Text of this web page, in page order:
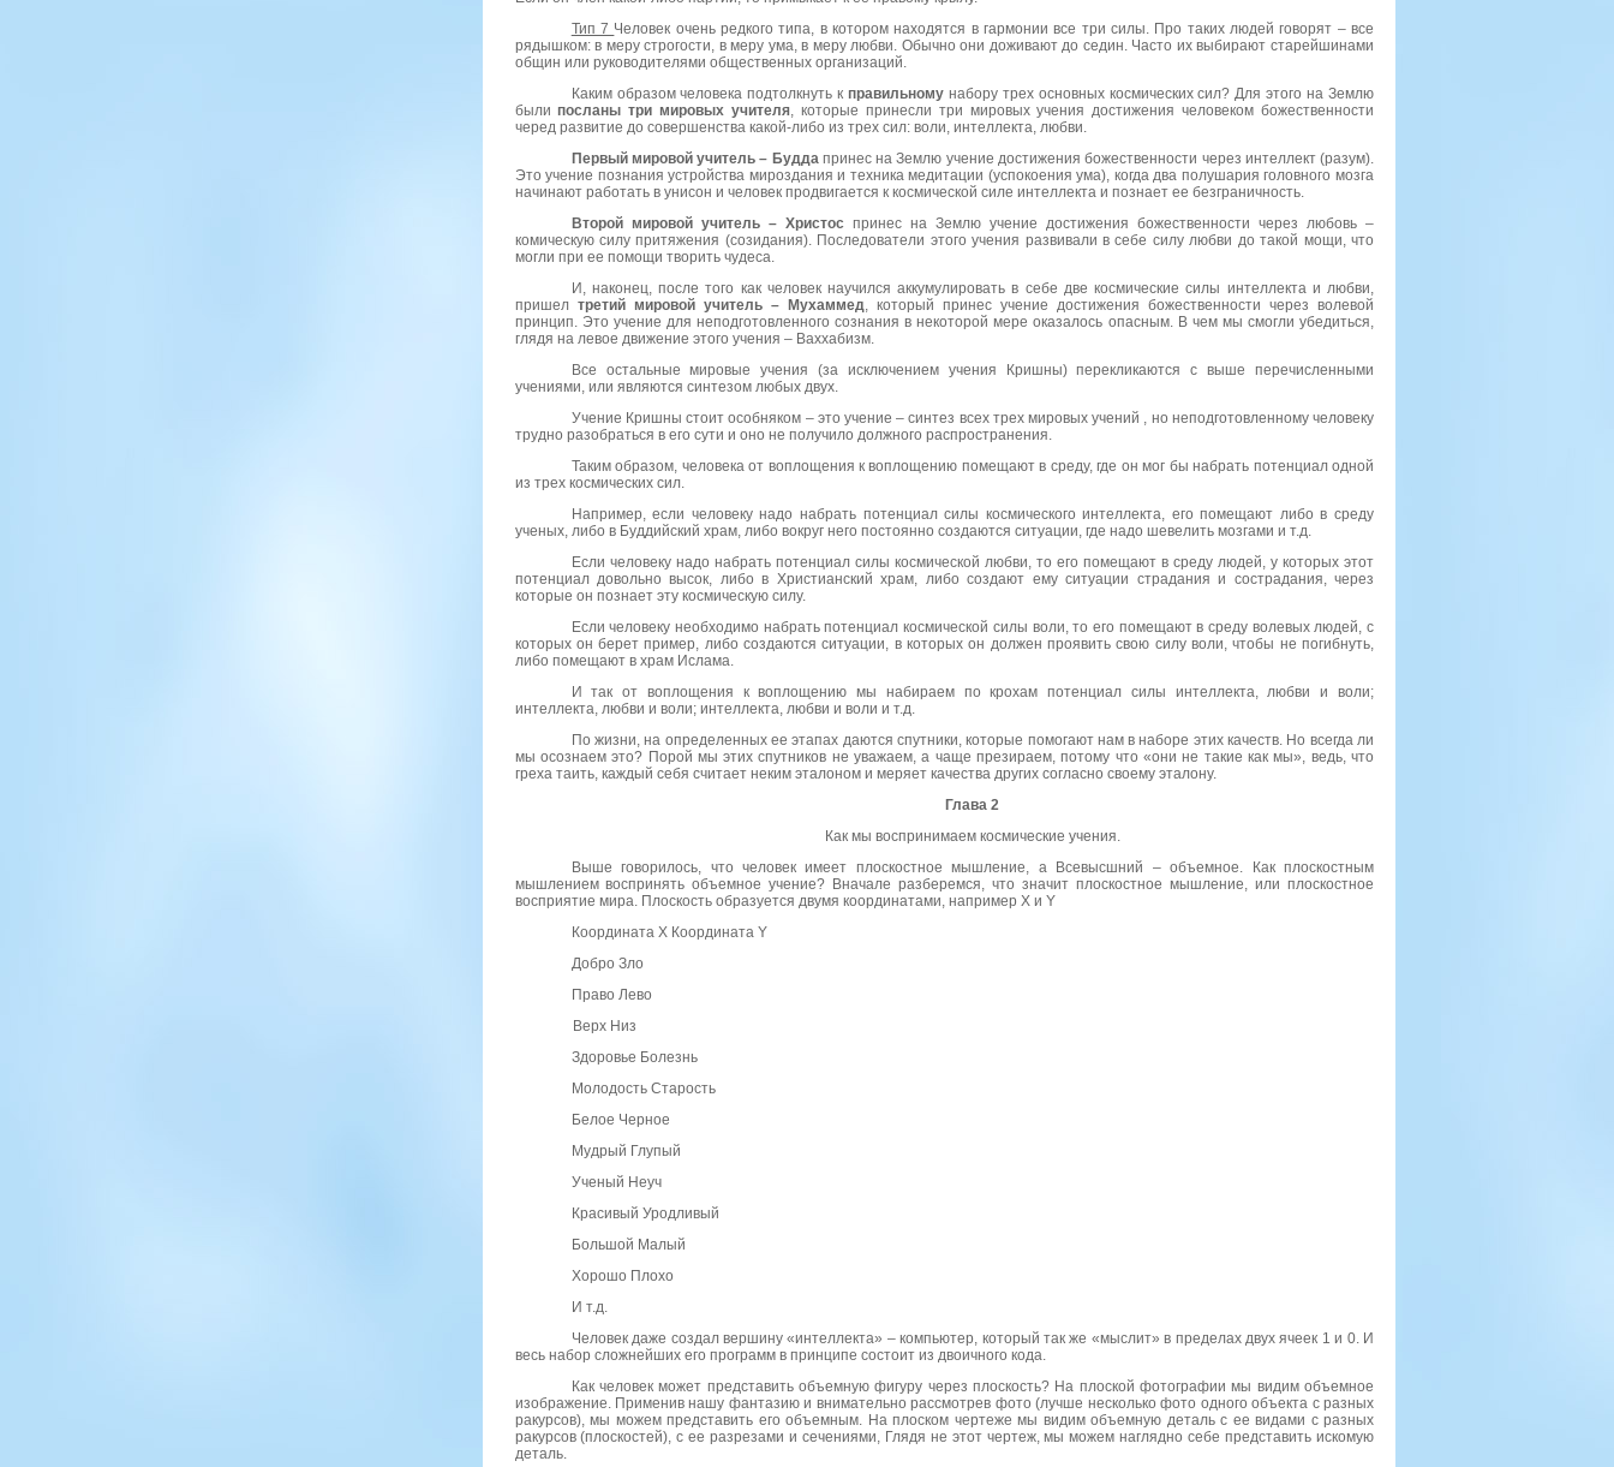
Тип 7 Человек очень редкого типа, в котором находятся в гармонии все три силы. Про таких людей говорят – все
рядышком: в меру строгости, в меру ума, в меру любви. Обычно они доживают до седин. Часто их выбирают старейшинами
общин или руководителями общественных организаций.
Каким образом человека подтолкнуть кправильному набору трех основных космических сил? Для этого на Землю
былипосланы три мировых учителя, которые принесли три мировых учения достижения человеком божественности
черед развитие до совершенства какой-либо из трех сил: воли, интеллекта, любви.
Первый мировой учитель – Буддапринес на Землю учение достижения божественности через интеллект (разум).
Это учение познания устройства мироздания и техника медитации (успокоения ума), когда два полушария головного мозга
начинают работать в унисон и человек продвигается к космической силе интеллекта и познает ее безграничность.
Второй мировой учитель – Христоспринес на Землю учение достижения божественности через любовь –
комическую силу притяжения (созидания). Последователи этого учения развивали в себе силу любви до такой мощи, что
могли при ее помощи творить чудеса.
И, наконец, после того как человек научился аккумулировать в себе две космические силы интеллекта и любви,
пришел третий мировой учитель – Мухаммед, который принес учение достижения божественности через волевой
принцип. Это учение для неподготовленного сознания в некоторой мере оказалось опасным. В чем мы смогли убедиться,
глядя на левое движение этого учения – Ваххабизм.
Все остальные мировые учения (за исключением учения Кришны) перекликаются с выше перечисленными
учениями, или являются синтезом любых двух.
Учение Кришны стоит особняком – это учение – синтез всех трех мировых учений , но неподготовленному человеку
трудно разобраться в его сути и оно не получило должного распространения.
Таким образом, человека от воплощения к воплощению помещают в среду, где он мог бы набрать потенциал одной
из трех космических сил.
Например, если человеку надо набрать потенциал силы космического интеллекта, его помещают либо в среду
ученых, либо в Буддийский храм, либо вокруг него постоянно создаются ситуации, где надо шевелить мозгами и т.д.
Если человеку надо набрать потенциал силы космической любви, то его помещают в среду людей, у которых этот
потенциал довольно высок, либо в Христианский храм, либо создают ему ситуации страдания и сострадания, через
которые он познает эту космическую силу.
Если человеку необходимо набрать потенциал космической силы воли, то его помещают в среду волевых людей, с
которых он берет пример, либо создаются ситуации, в которых он должен проявить свою силу воли, чтобы не погибнуть,
либо помещают в храм Ислама.
И так от воплощения к воплощению мы набираем по крохам потенциал силы интеллекта, любви и воли;
интеллекта, любви и воли; интеллекта, любви и воли и т.д.
По жизни, на определенных ее этапах даются спутники, которые помогают нам в наборе этих качеств. Но всегда ли
мы осознаем это? Порой мы этих спутников не уважаем, а чаще презираем, потому что «они не такие как мы», ведь, что
греха таить, каждый себя считает неким эталоном и меряет качества других согласно своему эталону.
Глава 2
Как мы воспринимаем космические учения.
Выше говорилось, что человек имеет плоскостное мышление, а
Всевысшний – объемное. Как плоскостным
мышлением воспринять объемное учение? Вначале разберемся, что значит плоскостное мышление, или плоскостное
восприятие мира. Плоскость образуется двумя координатами, например Х и Y
Координата Х Координата Y
Добро Зло
Право Лево
Верх Низ
Здоровье Болезнь
Молодость Старость
Белое Черное
Мудрый Глупый
Ученый Неуч
Красивый Уродливый
Большой Малый
Хорошо Плохо
И т.д.
Человек даже создал вершину «интеллекта» – компьютер, который так же «мыслит» в пределах двух ячеек 1 и 0. И
весь набор сложнейших его программ в принципе состоит из двоичного кода.
Как человек может представить объемную фигуру через плоскость? На плоской фотографии мы видим объемное
изображение. Применив нашу фантазию и внимательно рассмотрев фото (лучше несколько фото одного объекта с разных
ракурсов), мы можем представить его объемным. На плоском чертеже мы видим объемную деталь с ее видами с разных
ракурсов (плоскостей), с ее разрезами и сечениями, Глядя не этот чертеж, мы можем наглядно себе представить искомую
деталь.